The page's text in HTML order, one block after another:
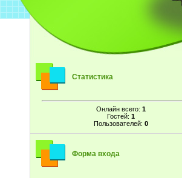
Статистика
Онлайн всего: 1
Гостей: 1
Пользователей: 0
Форма входа